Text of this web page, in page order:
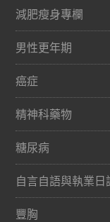
減肥瘦身專欄
男性更年期
癌症
精神科藥物
糖尿病
自言自語與執業日
豐胸